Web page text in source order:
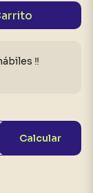
‼️
Calcular